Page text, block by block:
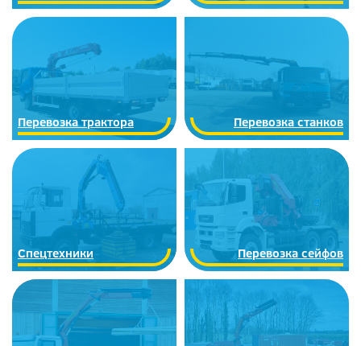
Перевозка трактора Перевозка станков
Спецтехники Перевозка сейфов